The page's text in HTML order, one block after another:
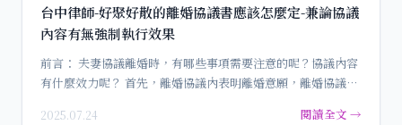
台中律師-好聚好散的離婚協議書應該怎麼定-兼論協議
內容有無強制執行效果
前言： 夫妻協議離婚時，有哪些事項需要注意的呢？協議內容
有什麼效力呢？ 首先，離婚協議內表明離婚意願，離婚協議書
2025.07.24 閱讀全文 →